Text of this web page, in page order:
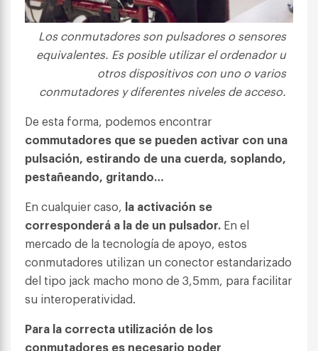
Los conmutadores son pulsadores o sensores
equivalentes. Es posible utilizar el ordenador u
otros dispositivos con uno o varios
conmutadores y diferentes niveles de acceso.
De esta forma, podemos encontrar
commutadores que se pueden activar con una
pulsación, estirando de una cuerda, soplando,
pestañeando, gritando…
En cualquier caso, la activación se
corresponderá a la de un pulsador. En el
mercado de la tecnología de apoyo, estos
conmutadores utilizan un conector estandarizado
del tipo jack macho mono de 3,5mm, para facilitar
su interoperatividad.
Para la correcta utilización de los
conmutadores es necesario poder